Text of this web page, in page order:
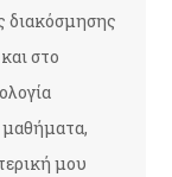
διακόσμησης
στο
μαθήματα,
μου